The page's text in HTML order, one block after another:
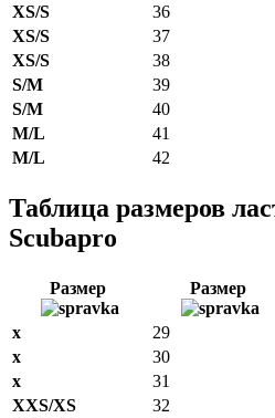
XS/S
36
XS/S
37
XS/S
38
S/M
39
S/M
40
M/L
41
M/L
42
Таблица размеров
Scubapro
Размер Размер
x 29
x
30
x
31
XXS/XS
32